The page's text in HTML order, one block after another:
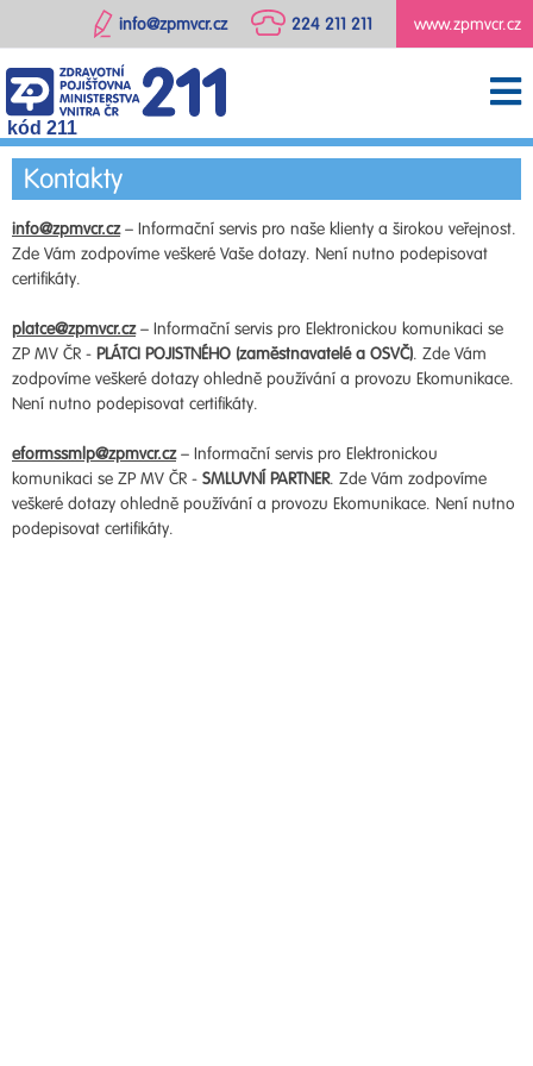
www.zpmvcr.cz
224 211 211
info@zpmvcr.cz
kód 211
Kontakty
info@zpmvcr.cz– Informační servis pro naše klienty a širokou veřejnost.
Zde Vám zodpovíme veškeré Vaše dotazy. Není nutno podepisovat
certifikáty.
platce@zpmvcr.cz– Informační servis pro Elektronickou komunikaci se
ZP MV ČR - PLÁTCI POJISTNÉHO (zaměstnavatelé a OSVČ). Zde Vám
zodpovíme veškeré dotazy ohledně používání a provozu Ekomunikace.
Není nutno podepisovat certifikáty.
eformssmlp@zpmvcr.cz– Informační servis pro Elektronickou
komunikaci se ZP MV ČR - SMLUVNÍ PARTNER. Zde Vám zodpovíme
veškeré dotazy ohledně používání a provozu Ekomunikace. Není nutno
podepisovat certifikáty.